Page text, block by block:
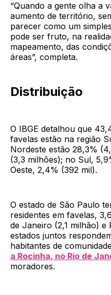
“Quando a gente olha a
aumento de território,
parecer como um
pode ser fruto, na
mapeamento, das
áreas”, completa.
Distribuição
O IBGE detalhou que
favelas estão na região
Nordeste estão 28,3%
(3,3 milhões); no Sul,
Oeste, 2,4% (392 mil).
O estado de São Paulo
residentes em favelas,
de Janeiro (2,1 milhão) e
estados juntos
habitantes de
a Rocinha, no Rio de
moradores.